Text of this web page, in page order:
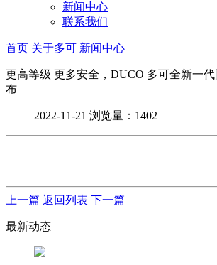
新闻中心
联系我们
首页 关于多可 新闻中心
更高等级 更多安全，DUCO 多可全新一
布
2022-11-21 浏览量：1402
上一篇 返回列表 下一篇
最新动态